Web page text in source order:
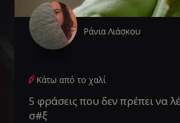
Ράνια Λιάσκου
Κάτω από το χαλί
5 φράσεις που δεν πρέπει να
σ#ξ